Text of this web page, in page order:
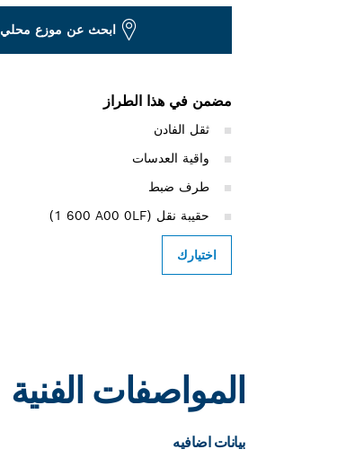
ابحث عن موزع محلي
مضمن في هذا الطراز
ثقل الفادن
واقية العدسات
طرف ضبط
حقيبة نقل (‎1 600 A00 0LF)
اختيارك
المواصفات الفنية
بيانات اضافيه